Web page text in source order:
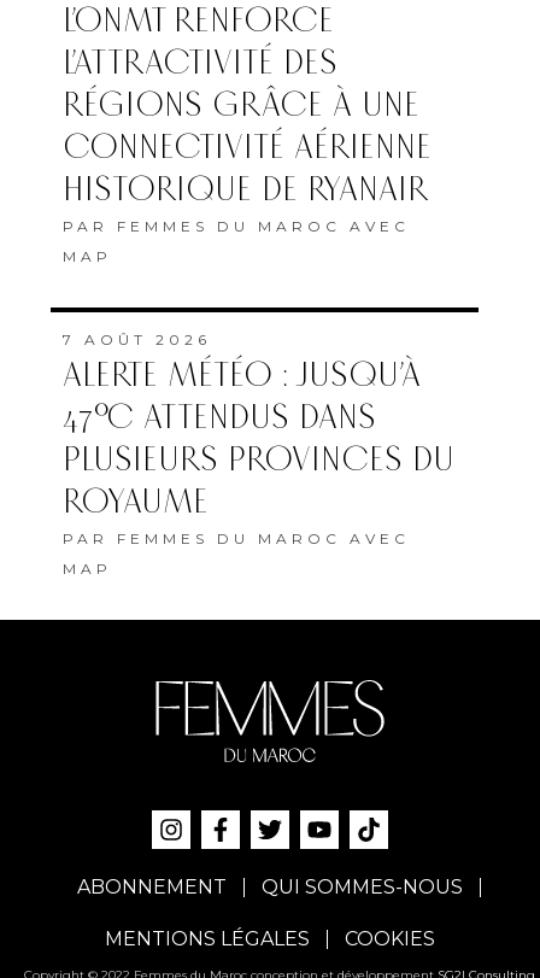
L’ONMT RENFORCE
L’ATTRACTIVITÉ DES
RÉGIONS GRÂCE À UNE
CONNECTIVITÉ AÉRIENNE
HISTORIQUE DE RYANAIR
PAR FEMMES DU MAROC AVEC
MAP
7 AOÛT 2026
ALERTE MÉTÉO : JUSQU’À
47°C ATTENDUS DANS
PLUSIEURS PROVINCES DU
ROYAUME
PAR FEMMES DU MAROC AVEC
MAP
ABONNEMENT QUI SOMMES-NOUS
MENTIONS LÉGALES COOKIES